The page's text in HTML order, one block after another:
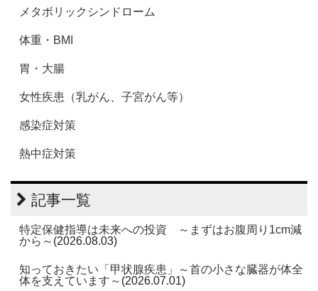
メタボリックシンドローム
体重・BMI
胃・大腸
女性疾患（乳がん、子宮がん等）
感染症対策
熱中症対策
記事一覧
特定保健指導は未来への投資 ～まずはお腹周り1cm減
から～ (2026.08.03)
知っておきたい「甲状腺疾患」～首の小さな臓器が体全
体を支えています～ (2026.07.01)